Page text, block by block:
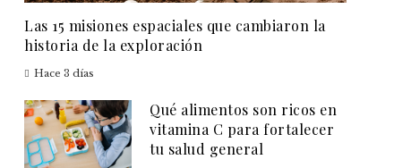
Las 15 misiones espaciales que cambiaron la
historia de la exploración
Hace 3 días
Qué alimentos son ricos en
vitamina C para fortalecer
tu salud general